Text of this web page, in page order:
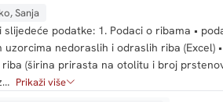
Sanja
slijedeće podatke: 1. Podaci o ribama •
uzorcima nedoraslih i odraslih riba (Excel)
(širina prirasta na otolitu i broj
Prikaži više